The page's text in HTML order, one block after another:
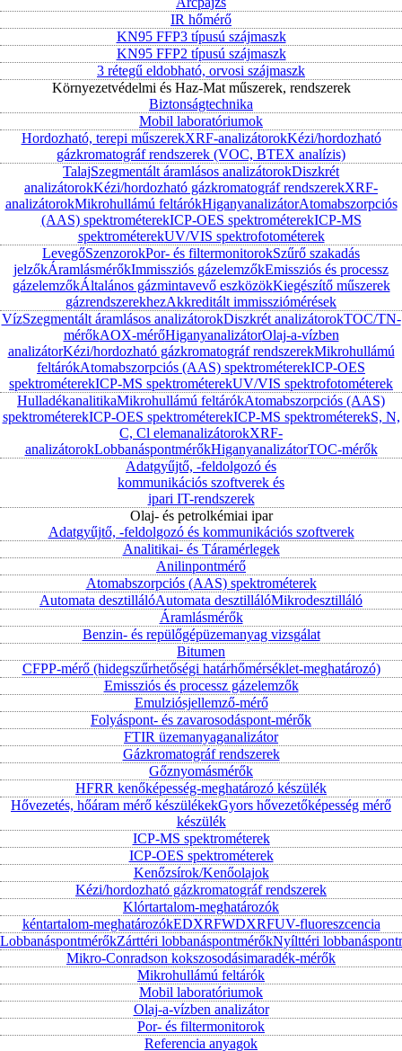
IR hőmérő
KN95 FFP3 típusú szájmaszk
KN95 FFP2 típusú szájmaszk
3 rétegű eldobható, orvosi szájmaszk
Környezetvédelmi és Haz-Mat műszerek, rendszerek
Biztonságtechnika
Mobil laboratóriumok
Hordozható, terepi műszerekXRF-analizátorokKézi/hordozható
gázkromatográf rendszerek (VOC, BTEX analízis)
TalajSzegmentált áramlásos analizátorokDiszkrét
analizátorokKézi/hordozható gázkromatográf rendszerekXRF-
analizátorokMikrohullámú feltárókHiganyanalizátorAtomabszorpciós
(AAS) spektrométerekICP-OES spektrométerekICP-MS
spektrométerekUV/VIS spektrofotométerek
LevegőSzenzorokPor- és filtermonitorokSzűrő szakadás
jelzőkÁramlásmérőkImmissziós gázelemzőkEmissziós és processz
gázelemzőkÁltalános gázmintavevő eszközökKiegészítő műszerek
gázrendszerekhezAkkreditált immissziómérések
VízSzegmentált áramlásos analizátorokDiszkrét analizátorokTOC/TN-
mérőkAOX-mérőHiganyanalizátorOlaj-a-vízben
analizátorKézi/hordozható gázkromatográf rendszerekMikrohullámú
feltárókAtomabszorpciós (AAS) spektrométerekICP-OES
spektrométerekICP-MS spektrométerekUV/VIS spektrofotométerek
HulladékanalitikaMikrohullámú feltárókAtomabszorpciós (AAS)
spektrométerekICP-OES spektrométerekICP-MS spektrométerekS, N,
C, Cl elemanalizátorokXRF-
analizátorokLobbanáspontmérőkHiganyanalizátorTOC-mérők
Adatgyűjtő, -feldolgozó és
kommunikációs szoftverek és
ipari IT-rendszerek
Olaj- és petrolkémiai ipar
Adatgyűjtő, -feldolgozó és kommunikációs szoftverek
Analitikai- és Táramérlegek
Anilinpontmérő
Atomabszorpciós (AAS) spektrométerek
Automata desztillálóAutomata desztillálóMikrodesztilláló
Áramlásmérők
Benzin- és repülőgépüzemanyag vizsgálat
Bitumen
CFPP-mérő (hidegszűrhetőségi határhőmérséklet-meghatározó)
Emissziós és processz gázelemzők
Emulziósjellemző-mérő
Folyáspont- és zavarosodáspont-mérők
FTIR üzemanyaganalizátor
Gázkromatográf rendszerek
Gőznyomásmérők
HFRR kenőképesség-meghatározó készülék
Hővezetés, hőáram mérő készülékekGyors hővezetőképesség mérő
készülék
ICP-MS spektrométerek
ICP-OES spektrométerek
Kenőzsírok/Kenőolajok
Kézi/hordozható gázkromatográf rendszerek
Klórtartalom-meghatározók
kéntartalom-meghatározókEDXRFWDXRFUV-fluoreszcencia
LobbanáspontmérőkZárttéri lobbanáspontmérőkNyílttéri
Mikro-Conradson kokszosodásimaradék-mérők
Mikrohullámú feltárók
Mobil laboratóriumok
Olaj-a-vízben analizátor
Por- és filtermonitorok
Referencia anyagok